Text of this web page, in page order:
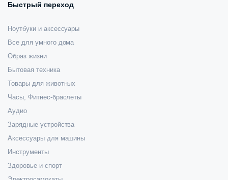
Быстрый переход
Ноутбуки и аксессуары
Все для умного дома
Образ жизни
Бытовая техника
Товары для животных
Часы, Фитнес-браслеты
Аудио
Зарядные устройства
Аксессуары для машины
Инструменты
Здоровье и спорт